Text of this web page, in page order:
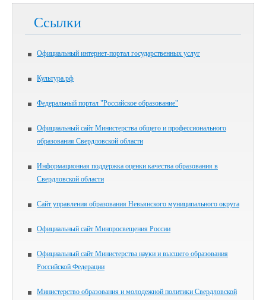
Ссылки
Официальный интернет-портал государственных услуг
Культура.рф
Федеральный портал "Российское образование"
Официальный сайт Министерства общего и профессионального
образования Свердловской области
Информационная поддержка оценки качества образования в
Свердловской области
Сайт управления образования Невьянского муниципального округа
Официальный сайт Минпросвещения России
Официальный сайт Министерства науки и высшего образования
Российской Федерации
Министерство образования и молодежной политики Свердловской